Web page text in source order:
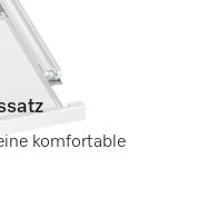
komfortable